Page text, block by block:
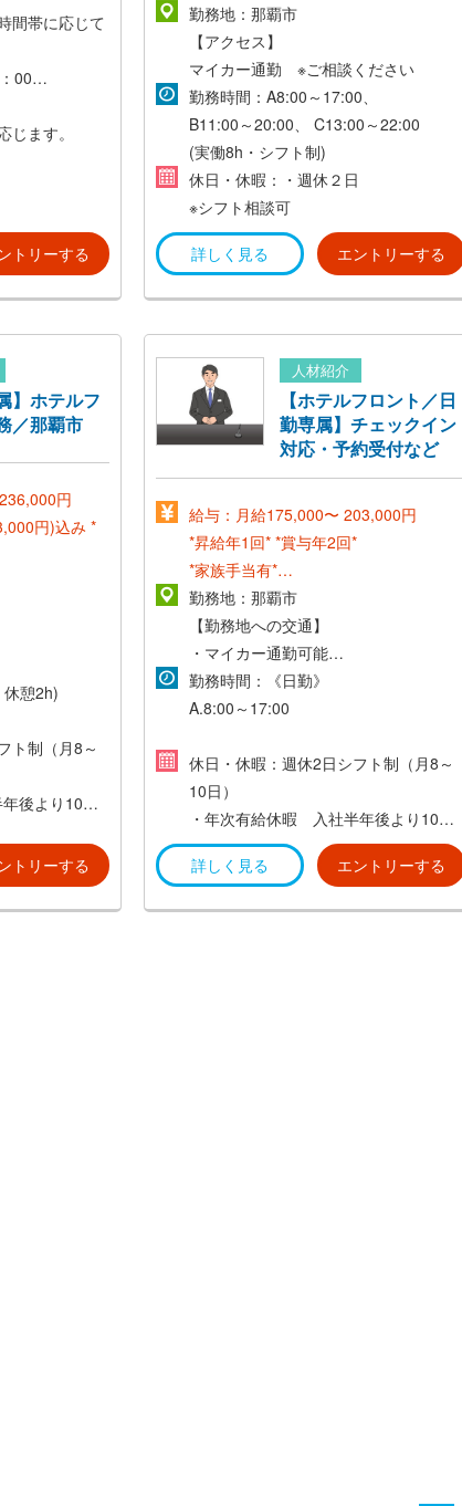
間帯に応じて
00
ます。
トリーする
勤務地：那覇市
【アクセス】
マイカー通勤 ※ご相談ください
勤務時間：A8:00～17:00、
B11:00～20:00、
C13:00～22:00
(実働8h・シフト制)
休日・休暇：・週休２日
※シフト相談可
詳しく見る エントリーする
】ホテルフ
／那覇市
円
円)込み *
円)*
徒歩7分
憩2h)
ト制（月8～
後より10日
トリーする
人材紹介
【ホテルフロント／日
勤専属】チェックイン
対応・予約受付など
給与：月給175,000〜 203,000円
*昇給年1回* *賞与年2回*
*家族手当有*
*交通費規定支給(上限30,000円)*
勤務地：那覇市
【勤務地への交通】
・マイカー通勤可能
・交通費規定支給(上限30,000円)
・ゆいレール県庁前駅より徒歩7分
勤務時間：《日勤》
A.8:00～17:00
B.11:00～20:00
C.13:00～22:00
*実働8h・休憩1h*
休日・休暇：週休2日シフト制（月8～
10日）
・年次有給休暇 入社半年後より10日
間付与・リフレッシュ休暇 年間7日間
（初年度は規定による）
詳しく見る エントリーする